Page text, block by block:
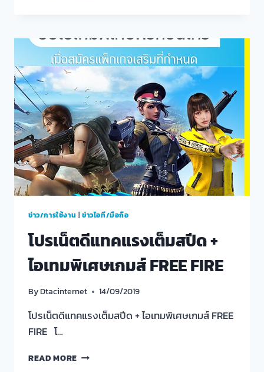
ลุ้น
โชค
ข่าว/การใช้งาน | ข่าวไอที/มือถือ
โปรเน็ตดีแทคแรงเต็มสปีด +
ไอเทมพิเศษเกมส์ FREE FIRE
ByDtacinternet 14/09/2019
โปรเน็ตดีแทคแรงเต็มสปีด + ไอเทมพิเศษเกมส์ FREE
FIRE โ…
READ MORE โปร